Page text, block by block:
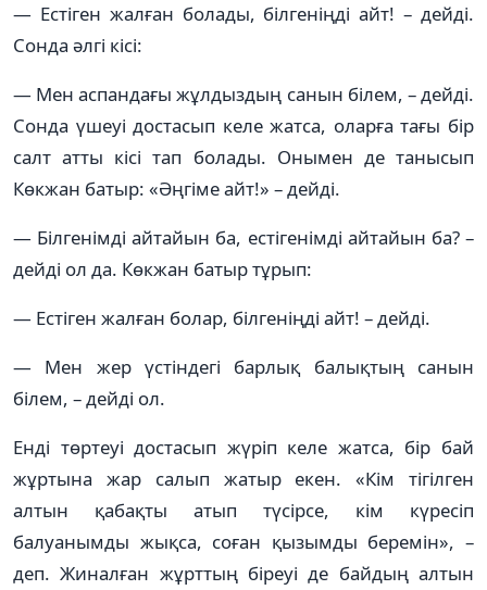
— Естіген жалған болады, білгеніңді айт! – дейді.
Сонда әлгі кісі:
— Мен аспандағы жұлдыздың санын білем, – дейді.
Сонда үшеуі достасып келе жатса, оларға тағы бір
салт атты кісі тап болады. Онымен де танысып
Көкжан батыр: «Әңгіме айт!» – дейді.
— Білгенімді айтайын ба, естігенімді айтайын ба? –
дейді ол да. Көкжан батыр тұрып:
— Естіген жалған болар, білгеніңді айт! – дейді.
— Мен жер үстіндегі барлық балықтың санын
білем, – дейді ол.
Енді төртеуі достасып жүріп келе жатса, бір бай
жұртына жар салып жатыр екен. «Кім тігілген
алтын қабақты атып түсірсе, кім күресіп
балуанымды жықса, соған қызымды беремін», –
деп. Жиналған жұрттың біреуі де байдың алтын